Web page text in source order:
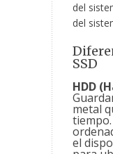
del
del
SSD
HDD
metal
tiempo.
el